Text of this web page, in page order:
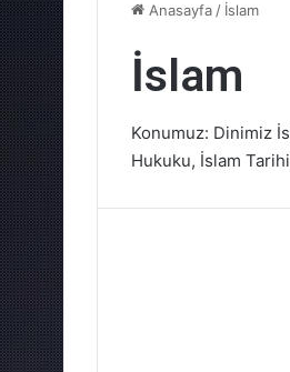
Anasayfa / İslam
İslam
Konumuz: Dinimiz
Hukuku, İslam